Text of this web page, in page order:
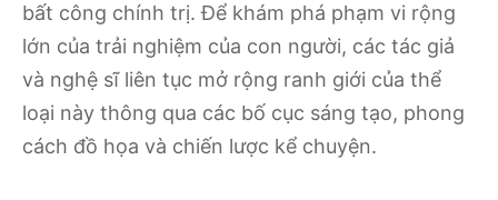
bất công chính trị. Để khám phá phạm vi rộng
lớn của trải nghiệm của con người, các tác giả
và nghệ sĩ liên tục mở rộng ranh giới của thể
loại này thông qua các bố cục sáng tạo, phong
cách đồ họa và chiến lược kể chuyện.